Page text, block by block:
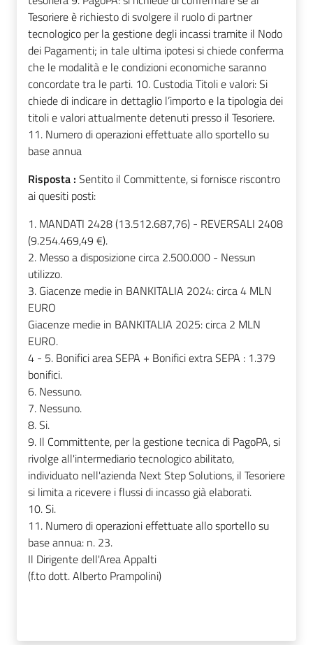
Tesoriere è richiesto di svolgere il ruolo di partner
tecnologico per la gestione degli incassi tramite il Nodo
dei Pagamenti; in tale ultima ipotesi si chiede conferma
che le modalità e le condizioni economiche saranno
concordate tra le parti. 10. Custodia Titoli e valori: Si
chiede di indicare in dettaglio l’importo e la tipologia dei
titoli e valori attualmente detenuti presso il Tesoriere.
11. Numero di operazioni effettuate allo sportello su
base annua
Risposta : Sentito il Committente, si fornisce riscontro
ai quesiti posti:
1. MANDATI 2428 (13.512.687,76) - REVERSALI 2408
(9.254.469,49 €).
2. Messo a disposizione circa 2.500.000 - Nessun
utilizzo.
3. Giacenze medie in BANKITALIA 2024: circa 4 MLN
EURO
Giacenze medie in BANKITALIA 2025: circa 2 MLN
EURO.
4 - 5. Bonifici area SEPA + Bonifici extra SEPA : 1.379
bonifici.
6. Nessuno.
7. Nessuno.
8. Si.
9. Il Committente, per la gestione tecnica di PagoPA, si
rivolge all'intermediario tecnologico abilitato,
individuato nell'azienda Next Step Solutions, il Tesoriere
si limita a ricevere i flussi di incasso già elaborati.
10. Si.
11. Numero di operazioni effettuate allo sportello su
base annua: n. 23.
Il Dirigente dell'Area Appalti
(f.to dott. Alberto Prampolini)